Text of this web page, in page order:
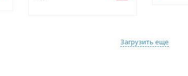
Загрузить еще